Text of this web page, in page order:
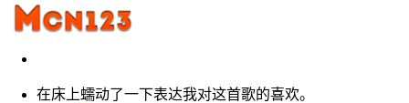
在床上蠕动了一下表达我对这首歌的喜欢。